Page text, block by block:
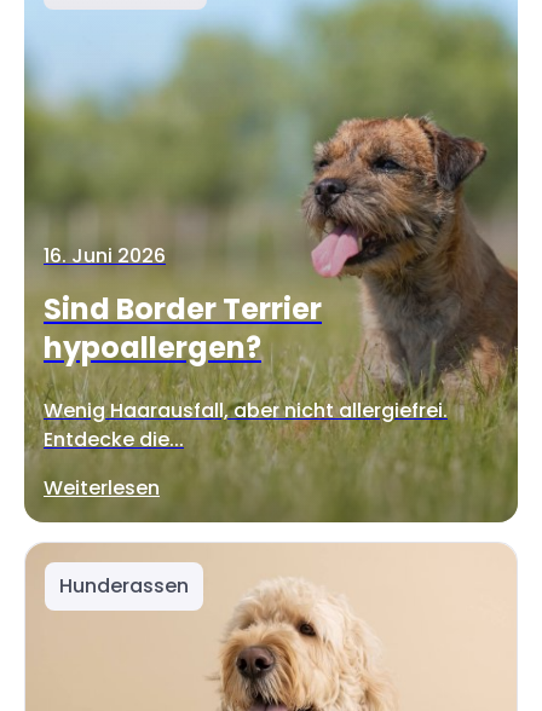
16. Juni 2026
Sind Border Terrier
hypoallergen?
Wenig Haarausfall, aber nicht allergiefrei.
Entdecke die...
Weiterlesen
Hunderassen